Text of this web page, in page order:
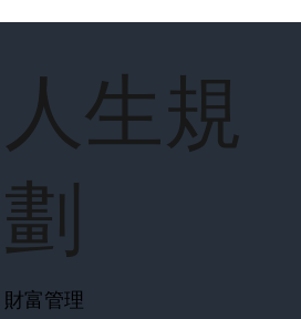
人生規
劃
財富管理